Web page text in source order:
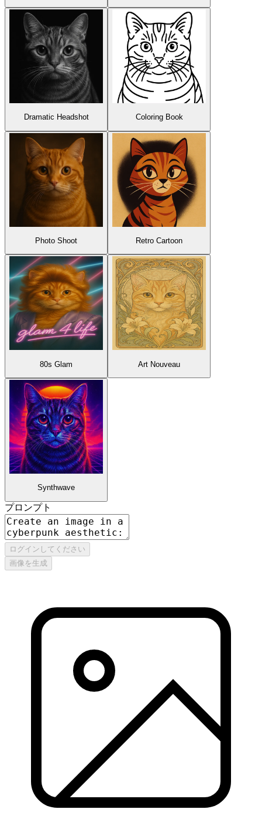
Dramatic Headshot Coloring Book
Photo Shoot Retro Cartoon
80s Glam Art Nouveau
Synthwave
プロンプト
ログインしてください
画像を生成